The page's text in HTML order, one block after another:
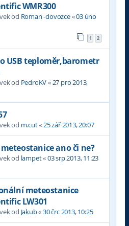
WMR300
od Roman -dovozce«03 úno
1 2
USB teploměr,barometr
od PedroKV«27 pro 2013,
od m.cut«25 zář 2013, 20:07
ano či ne?
od lampet«03 srp 2013, 11:23
meteostanice
LW301
od Jakub«30 črc 2013, 10:25